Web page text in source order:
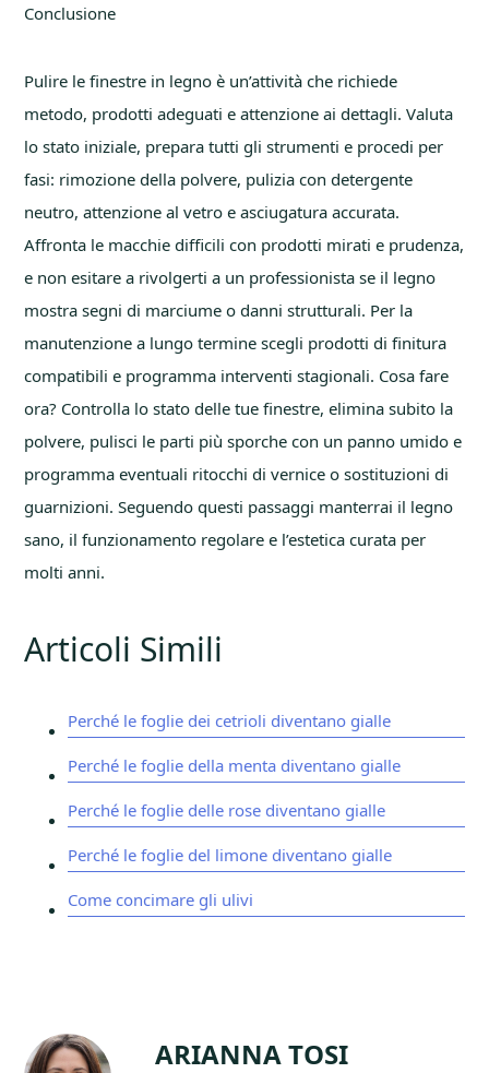
Conclusione
Pulire le finestre in legno è un’attività che richiede
metodo, prodotti adeguati e attenzione ai dettagli. Valuta
lo stato iniziale, prepara tutti gli strumenti e procedi per
fasi: rimozione della polvere, pulizia con detergente
neutro, attenzione al vetro e asciugatura accurata.
Affronta le macchie difficili con prodotti mirati e prudenza,
e non esitare a rivolgerti a un professionista se il legno
mostra segni di marciume o danni strutturali. Per la
manutenzione a lungo termine scegli prodotti di finitura
compatibili e programma interventi stagionali. Cosa fare
ora? Controlla lo stato delle tue finestre, elimina subito la
polvere, pulisci le parti più sporche con un panno umido e
programma eventuali ritocchi di vernice o sostituzioni di
guarnizioni. Seguendo questi passaggi manterrai il legno
sano, il funzionamento regolare e l’estetica curata per
molti anni.
Articoli Simili
Perché le foglie dei cetrioli diventano gialle​
Perché le foglie della menta diventano gialle​
Perché le foglie delle rose diventano gialle​
Perché le foglie del limone diventano gialle​
Come concimare gli ulivi
ARIANNA TOSI